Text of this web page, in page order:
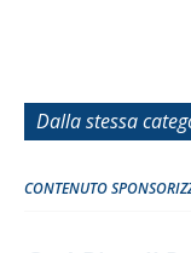
Dalla stessa
CONTENUTO